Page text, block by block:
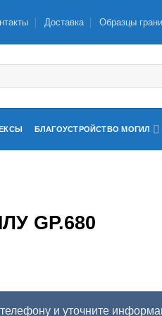
Доставка Образцы
БЛАГОУСТРОЙСТВО МОГИЛ
GP.680
и уточните